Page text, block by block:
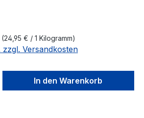
(24,95 € / 1 Kilogramm)
Versandkosten
Gib den
In den Warenkorb